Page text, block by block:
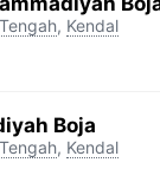
, Kendal
Boja
, Kendal